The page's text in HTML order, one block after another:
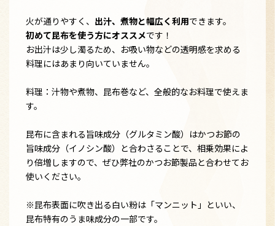
火が通りやすく、 出汁、煮物と幅広く利用できます。
初めて昆布を使う方にオススメです！
お出汁は少し濁るため、お吸い物などの透明感を求める
料理にはあまり向いていません。
料理：汁物や煮物、昆布巻など、全般的なお料理で使えま
す。
昆布に含まれる旨味成分（グルタミン酸）はかつお節の
旨味成分（イノシン酸）と合わさることで、相乗効果によ
り倍増しますので、ぜひ弊社のかつお節製品と合わせてお
使いください。
※昆布表面に吹き出る白い粉は「マンニット」といい、
昆布特有のうま味成分の一部です。